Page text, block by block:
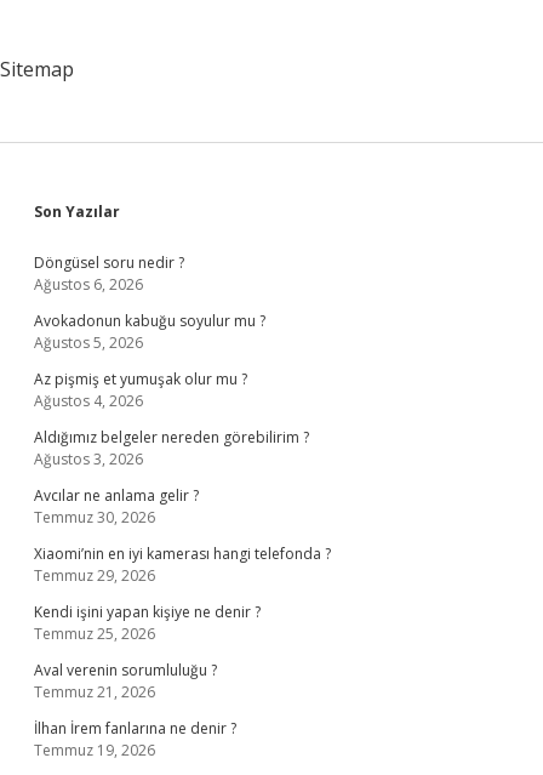
Sitemap
Sidebar
Son Yazılar
Döngüsel soru nedir ?
Ağustos 6, 2026
Avokadonun kabuğu soyulur mu ?
Ağustos 5, 2026
Az pişmiş et yumuşak olur mu ?
Ağustos 4, 2026
Aldığımız belgeler nereden görebilirim ?
Ağustos 3, 2026
Avcılar ne anlama gelir ?
Temmuz 30, 2026
Xiaomi’nin en iyi kamerası hangi telefonda ?
Temmuz 29, 2026
Kendi işini yapan kişiye ne denir ?
Temmuz 25, 2026
Aval verenin sorumluluğu ?
Temmuz 21, 2026
İlhan İrem fanlarına ne denir ?
Temmuz 19, 2026